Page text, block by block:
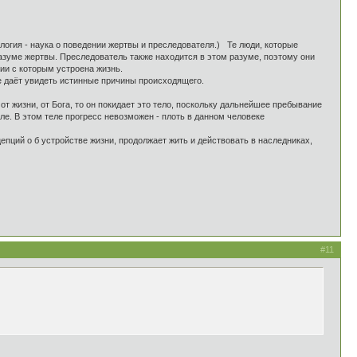
- наука о поведении жертвы и преследователя.) Те люди, которые
жертвы. Преследователь также находится в этом разуме, поэтому они
с которым устроена жизнь.
увидеть истинные причины происходящего.
жизни, от Бога, то он покидает это тело, поскольку дальнейшее пребывание
В этом теле прогресс невозможен - плоть в данном человеке
о б устройстве жизни, продолжает жить и действовать в наследниках,
#11